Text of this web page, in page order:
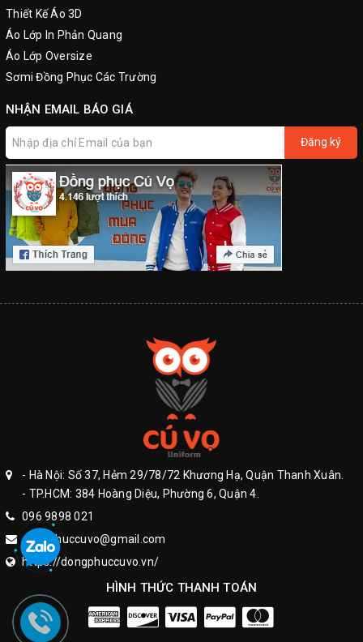
Thiết Kế Áo 3D
Áo Lớp In Phản Quang
Áo Lớp Oversize
Sơmi Đồng Phục Các Trường
NHẬN EMAIL BÁO GIÁ
Đăng ký
- Hà Nội: Số 37, Hẻm 29/78/72 Khương Hạ, Quận Thanh Xuân.
- TP.HCM: 384 Hoàng Diệu, Phường 6, Quận 4.
096 9898 021
dongphuccuvo@gmail.com
https://dongphuccuvo.vn/
HÌNH THỨC THANH TOÁN